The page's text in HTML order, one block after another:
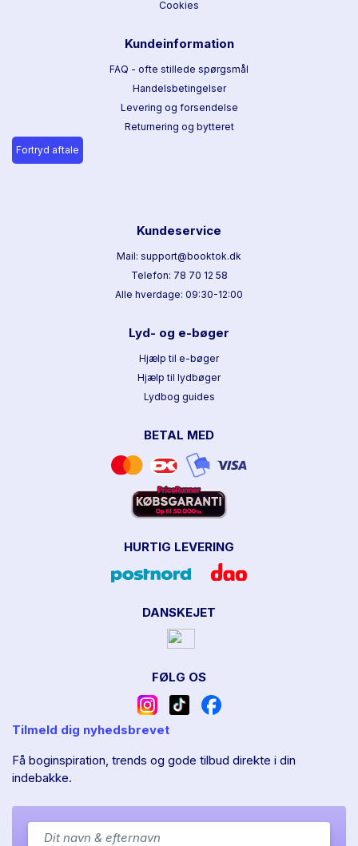
Cookies
Kundeinformation
FAQ - ofte stillede spørgsmål
Handelsbetingelser
Levering og forsendelse
Returnering og bytteret
Fortryd aftale
Kundeservice
Mail: support@booktok.dk
Telefon: 78 70 12 58
Alle hverdage: 09:30-12:00
Lyd- og e-bøger
Hjælp til e-bøger
Hjælp til lydbøger
Lydbog guides
BETAL MED
HURTIG LEVERING
DANSKEJET
FØLG OS
Tilmeld dig nyhedsbrevet
Få boginspiration, trends og gode tilbud direkte i din
indebakke.